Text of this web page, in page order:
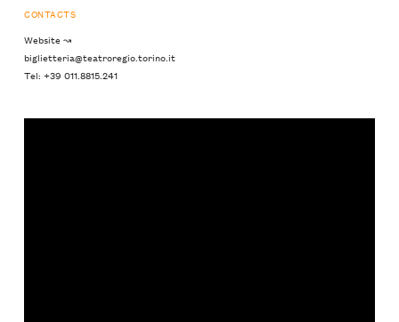
CONTACTS
Website ↝
biglietteria@teatroregio.torino.it
Tel: +39 011.8815.241